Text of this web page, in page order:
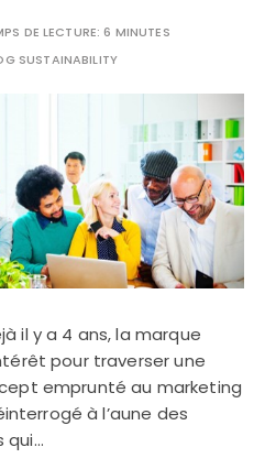
DE LECTURE:6 MINUTES
SUSTAINABILITY
il y a 4 ans, la marque
pour traverser une
emprunté au marketing
à l’aune des
qui…